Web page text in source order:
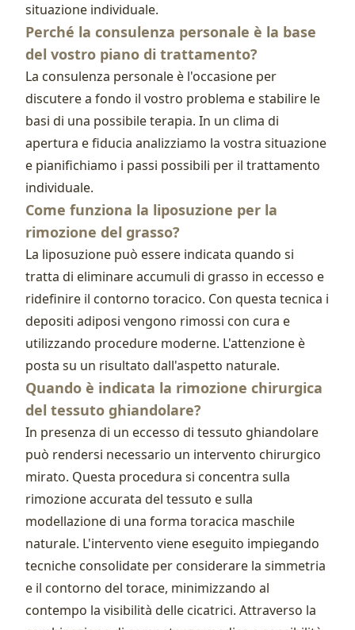
situazione individuale.
Perché la consulenza personale è la base
del vostro piano di trattamento?
La consulenza personale è l'occasione per
discutere a fondo il vostro problema e stabilire le
basi di una possibile terapia. In un clima di
apertura e fiducia analizziamo la vostra situazione
e pianifichiamo i passi possibili per il trattamento
individuale.
Come funziona la liposuzione per la
rimozione del grasso?
La liposuzione può essere indicata quando si
tratta di eliminare accumuli di grasso in eccesso e
ridefinire il contorno toracico. Con questa tecnica i
depositi adiposi vengono rimossi con cura e
utilizzando procedure moderne. L'attenzione è
posta su un risultato dall'aspetto naturale.
Quando è indicata la rimozione chirurgica
del tessuto ghiandolare?
In presenza di un eccesso di tessuto ghiandolare
può rendersi necessario un intervento chirurgico
mirato. Questa procedura si concentra sulla
rimozione accurata del tessuto e sulla
modellazione di una forma toracica maschile
naturale. L'intervento viene eseguito impiegando
tecniche consolidate per considerare la simmetria
e il contorno del torace, minimizzando al
contempo la visibilità delle cicatrici. Attraverso la